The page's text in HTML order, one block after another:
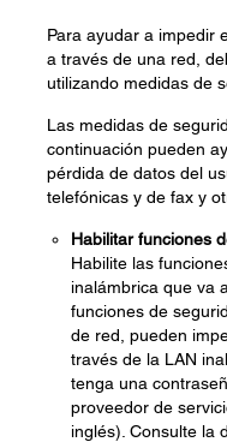
Para ayudar a impedir
a través de una red,
utilizando medidas de
Las medidas de
continuación pueden
pérdida de datos del
telefónicas y de fax y
Habilitar funciones
Habilite las
inalámbrica que va
funciones de
de red, pueden
través de la LAN
tenga una
proveedor de
inglés). Consulte la